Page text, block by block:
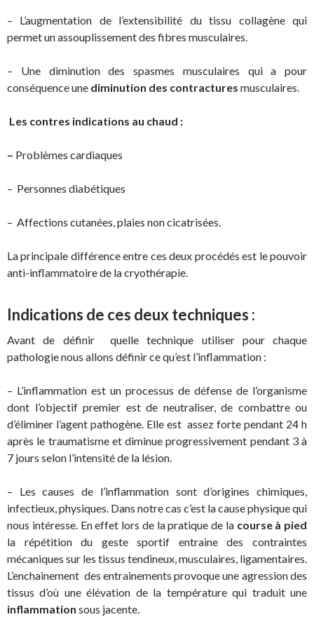
– L’augmentation de l’extensibilité du tissu collagène qui
permet un assouplissement des fibres musculaires.
– Une diminution des spasmes musculaires qui a pour
conséquence une diminution des contractures musculaires.
Les contres indications au chaud :
– Problèmes cardiaques
– Personnes diabétiques
– Affections cutanées, plaies non cicatrisées.
La principale différence entre ces deux procédés est le pouvoir
anti-inflammatoire de la cryothérapie.
Indications de ces deux techniques :
Avant de définir quelle technique utiliser pour chaque
pathologie nous allons définir ce qu’est l’inflammation :
– L’inflammation est un processus de défense de l’organisme
dont l’objectif premier est de neutraliser, de combattre ou
d’éliminer l’agent pathogène. Elle est assez forte pendant 24 h
après le traumatisme et diminue progressivement pendant 3 à
7 jours selon l’intensité de la lésion.
– Les causes de l’inflammation sont d’origines chimiques,
infectieux, physiques. Dans notre cas c’est la cause physique qui
nous intéresse. En effet lors de la pratique de la course à pied
la répétition du geste sportif entraine des contraintes
mécaniques sur les tissus tendineux, musculaires, ligamentaires.
L’enchainement des entrainements provoque une agression des
tissus d’où une élévation de la température qui traduit une
inflammation sous jacente.